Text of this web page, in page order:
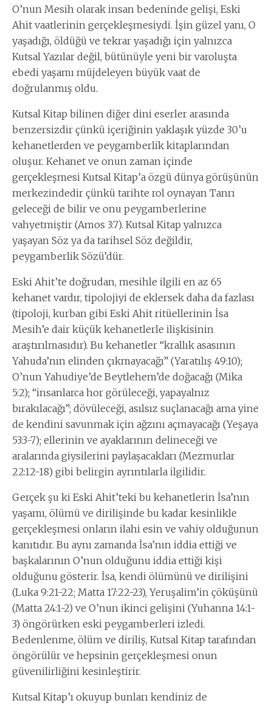
O’nun Mesih olarak insan bedeninde gelişi, Eski
Ahit vaatlerinin gerçekleşmesiydi. İşin güzel yanı, O
yaşadığı, öldüğü ve tekrar yaşadığı için yalnızca
Kutsal Yazılar değil, bütünüyle yeni bir varoluşta
ebedi yaşamı müjdeleyen büyük vaat de
doğrulanmış oldu.
Kutsal Kitap bilinen diğer dini eserler arasında
benzersizdir çünkü içeriğinin yaklaşık yüzde 30’u
kehanetlerden ve peygamberlik kitaplarından
oluşur. Kehanet ve onun zaman içinde
gerçekleşmesi Kutsal Kitap’a özgü dünya görüşünün
merkezindedir çünkü tarihte rol oynayan Tanrı
geleceği de bilir ve onu peygamberlerine
vahyetmiştir (Amos 3:7). Kutsal Kitap yalnızca
yaşayan Söz ya da tarihsel Söz değildir,
peygamberlik Sözü’dür.
Eski Ahit’te doğrudan, mesihle ilgili en az 65
kehanet vardır, tipolojiyi de eklersek daha da fazlası
(tipoloji, kurban gibi Eski Ahit ritüellerinin İsa
Mesih’e dair küçük kehanetlerle ilişkisinin
araştırılmasıdır). Bu kehanetler “krallık asasının
Yahuda’nın elinden çıkmayacağı” (Yaratılış 49:10);
O’nun Yahudiye’de Beytlehem’de doğacağı (Mika
5:2); “insanlarca hor görüleceği, yapayalnız
bırakılacağı”; dövüleceği, asılsız suçlanacağı ama yine
de kendini savunmak için ağzını açmayacağı (Yeşaya
53:3-7); ellerinin ve ayaklarının delineceği ve
aralarında giysilerini paylaşacakları (Mezmurlar
22:12-18) gibi belirgin ayrıntılarla ilgilidir.
Gerçek şu ki Eski Ahit’teki bu kehanetlerin İsa’nın
yaşamı, ölümü ve dirilişinde bu kadar kesinlikle
gerçekleşmesi onların ilahi esin ve vahiy olduğunun
kanıtıdır. Bu aynı zamanda İsa’nın iddia ettiği ve
başkalarının O’nun olduğunu iddia ettiği kişi
olduğunu gösterir. İsa, kendi ölümünü ve dirilişini
(Luka 9:21-22; Matta 17:22-23), Yeruşalim’in çöküşünü
(Matta 24:1-2) ve O’nun ikinci gelişini (Yuhanna 14:1-
3) öngörürken eski peygamberleri izledi.
Bedenlenme, ölüm ve diriliş, Kutsal Kitap tarafından
öngörülür ve hepsinin gerçekleşmesi onun
güvenilirliğini kesinleştirir.
Kutsal Kitap’ı okuyup bunları kendiniz de